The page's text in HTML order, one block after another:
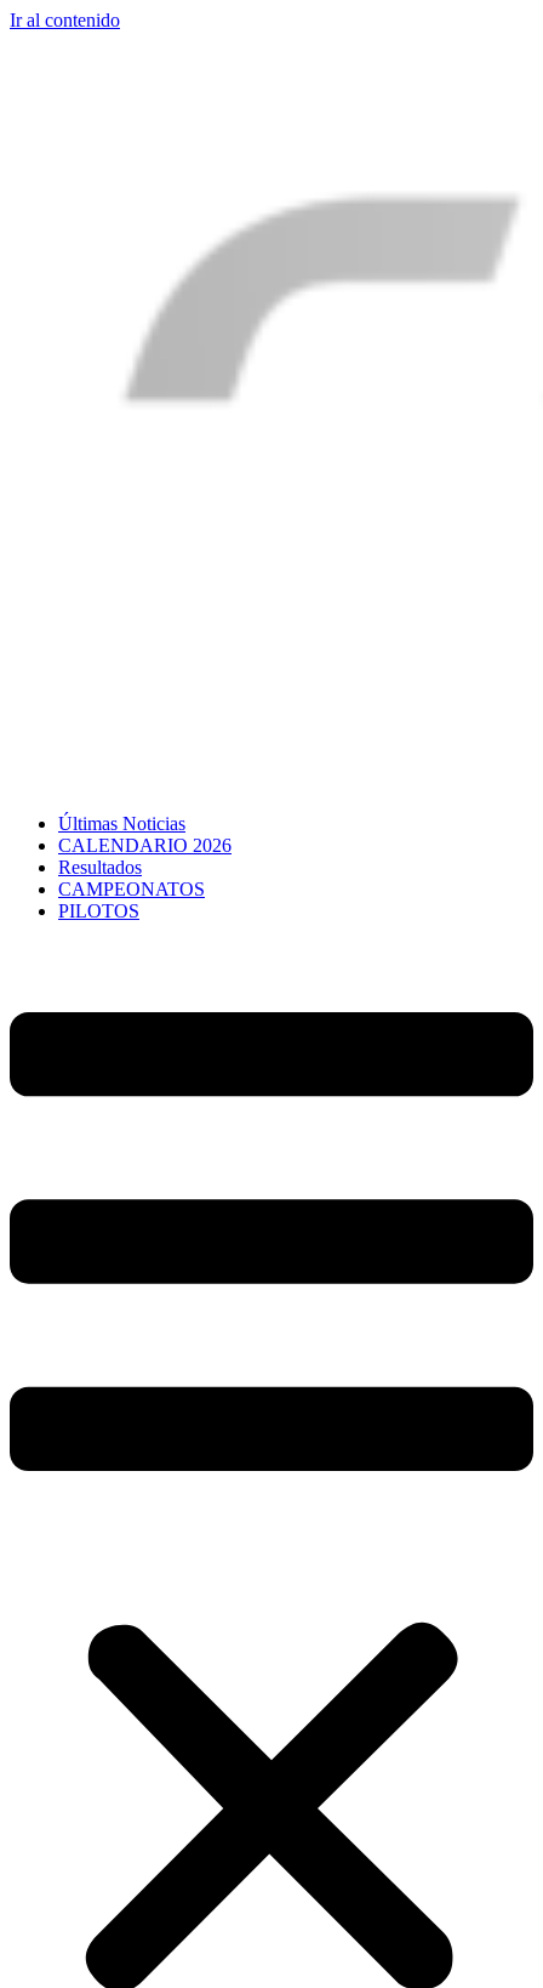
Ir al contenido
Últimas Noticias
CALENDARIO 2026
Resultados
CAMPEONATOS
PILOTOS